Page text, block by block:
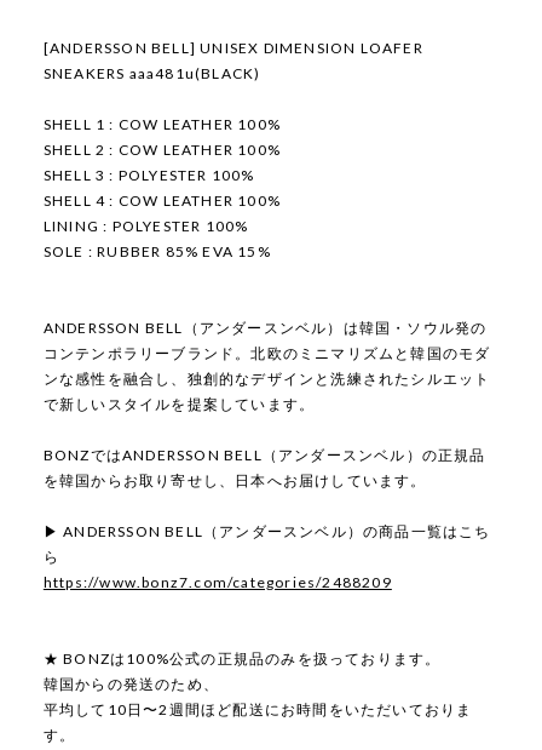
[ANDERSSON BELL] UNISEX DIMENSION LOAFER
SNEAKERS aaa481u(BLACK)
SHELL 1 : COW LEATHER 100%
SHELL 2 : COW LEATHER 100%
SHELL 3 : POLYESTER 100%
SHELL 4 : COW LEATHER 100%
LINING : POLYESTER 100%
SOLE : RUBBER 85% EVA 15%
ANDERSSON BELL（アンダースンベル）は韓国・ソウル発の
コンテンポラリーブランド。北欧のミニマリズムと韓国のモダ
ンな感性を融合し、独創的なデザインと洗練されたシルエット
で新しいスタイルを提案しています。
BONZではANDERSSON BELL（アンダースンベル）の正規品
を韓国からお取り寄せし、日本へお届けしています。
▶ ANDERSSON BELL（アンダースンベル）の商品一覧はこち
ら
https://www.bonz7.com/categories/2488209
★ BONZは100%公式の正規品のみを扱っております。
韓国からの発送のため、
平均して10日〜2週間ほど配送にお時間をいただいておりま
す。